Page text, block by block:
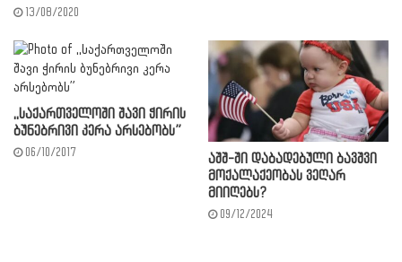
13/08/2020
,,საქართველოში შავი ჭირის
ბუნებრივი კერა არსებობს”
06/10/2017
აშშ-ში დაბადებული ბავშვი
მოქალაქეობას ვეღარ
მიიღებს?
09/12/2024